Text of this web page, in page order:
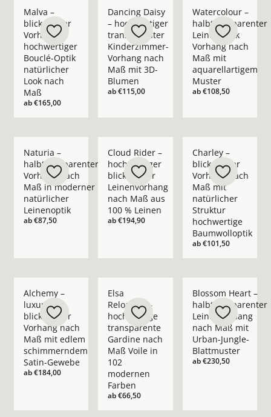
Malva –
blickdichter
Vorhang in
hochwertiger
Bouclé-Optik
natürlicher
Look nach
Maß
ab€165,00
Dancing Daisy
– hochwertiger
transparenter
Kinderzimmer-
Vorhang nach
Maß mit 3D-
Blumen
ab€115,00
Watercolour –
halbtransparenter
Leinenoptik
Vorhang nach
Maß mit
aquarellartigem
Muster
ab€108,50
Naturia –
halbtransparenter
Vorhang nach
Maß in moderner
natürlicher
Leinenoptik
ab€87,50
Cloud Rider –
hochwertiger
blickdichter
Leinenvorhang
nach Maß aus
100 % Leinen
ab€194,90
Charley –
blickdichter
Vorhang nach
Maß mit
natürlicher
Struktur
hochwertige
Baumwolloptik
ab€101,50
Alchemy –
luxuriöser
blickdichter
Vorhang nach
Maß mit edlem
schimmerndem
Satin-Gewebe
ab€184,00
Elsa
Reloaded –
hochwertige
transparente
Gardine nach
Maß Voile in
102
modernen
Farben
ab€66,50
Blossom Heart –
halbtransparenter
Leinenvorhang
nach Maß mit
Urban-Jungle-
Blattmuster
ab€230,50